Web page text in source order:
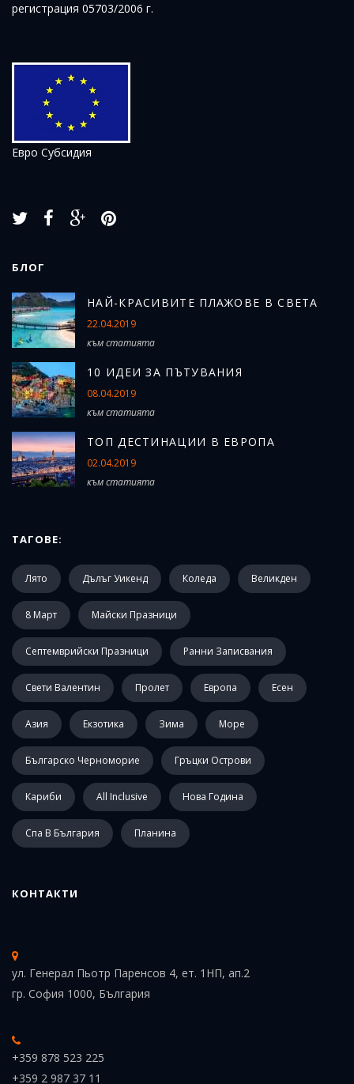
регистрация 05703/2006 г.
Евро Субсидия
БЛОГ
НАЙ-КРАСИВИТЕ ПЛАЖОВЕ В СВЕТА
22.04.2019
към статията
10 ИДЕИ ЗА ПЪТУВАНИЯ
08.04.2019
към статията
ТОП ДЕСТИНАЦИИ В ЕВРОПА
02.04.2019
към статията
ТАГОВЕ:
Лято Дълъг Уикенд Коледа Великден
8 Март Майски Празници
Септемврийски Празници Ранни Записвания
Свети Валентин Пролет Европа Есен
Азия Екзотика Зима Море
Българско Черноморие Гръцки Острови
Кариби All Inclusive Нова Година
Спа В България Планина
КОНТАКТИ
ул. Генерал Пьотр Паренсов 4, ет. 1НП, ап.2
гр. София 1000, България
+359 878 523 225
+359 2 987 37 11